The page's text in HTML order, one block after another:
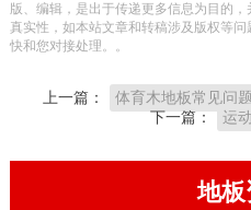
版、编辑，是出于传递更多信息为目的
真实性，如本站文章和转稿涉及版权等
快和您对接处理。。
上一篇：
体育木地板常见问
下一篇：
运
地